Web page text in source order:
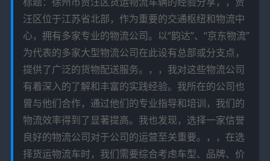
汪区位于江苏省北部，作为重要的交通枢纽和物流中
心，拥有多家专业的物流公司。以“韵达”、“京东物流”
为代表的多家大型物流公司在此设有总部或分支点，
提供了广泛的货物配送服务。，，我对这些物流公司
有着深入的了解和丰富的实践经验。我所在的公司也
曾与他们合作，通过他们的专业指导和培训，我们的
物流效率得到了显著提高。我也发现，选择一家信誉
良好的物流公司对于公司的运营至关重要。，，在选
择货运物流车时，我们需要综合考虑车型、品牌、价